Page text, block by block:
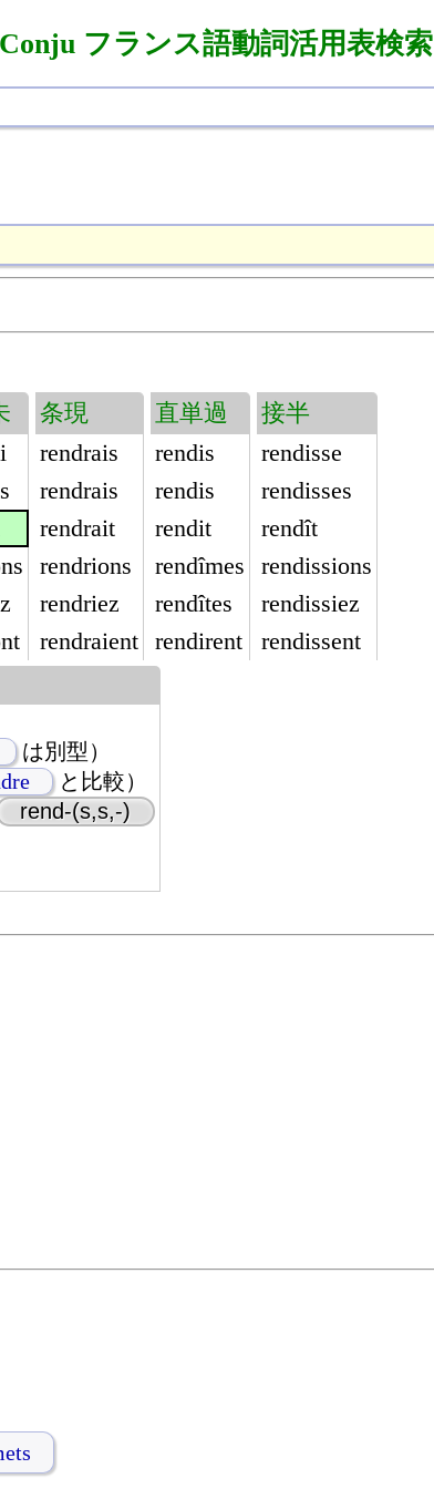
Conju フランス語動詞活用表検索
条現
rendrais
rendrais
rendrait
rendrions
rendriez
rendraient
直単過
rendis
rendis
rendit
rendîmes
rendîtes
rendirent
接半
rendisse
rendisses
rendît
rendissions
rendissiez
rendissent
は別型）
と比較）
rend-(s,s,-)